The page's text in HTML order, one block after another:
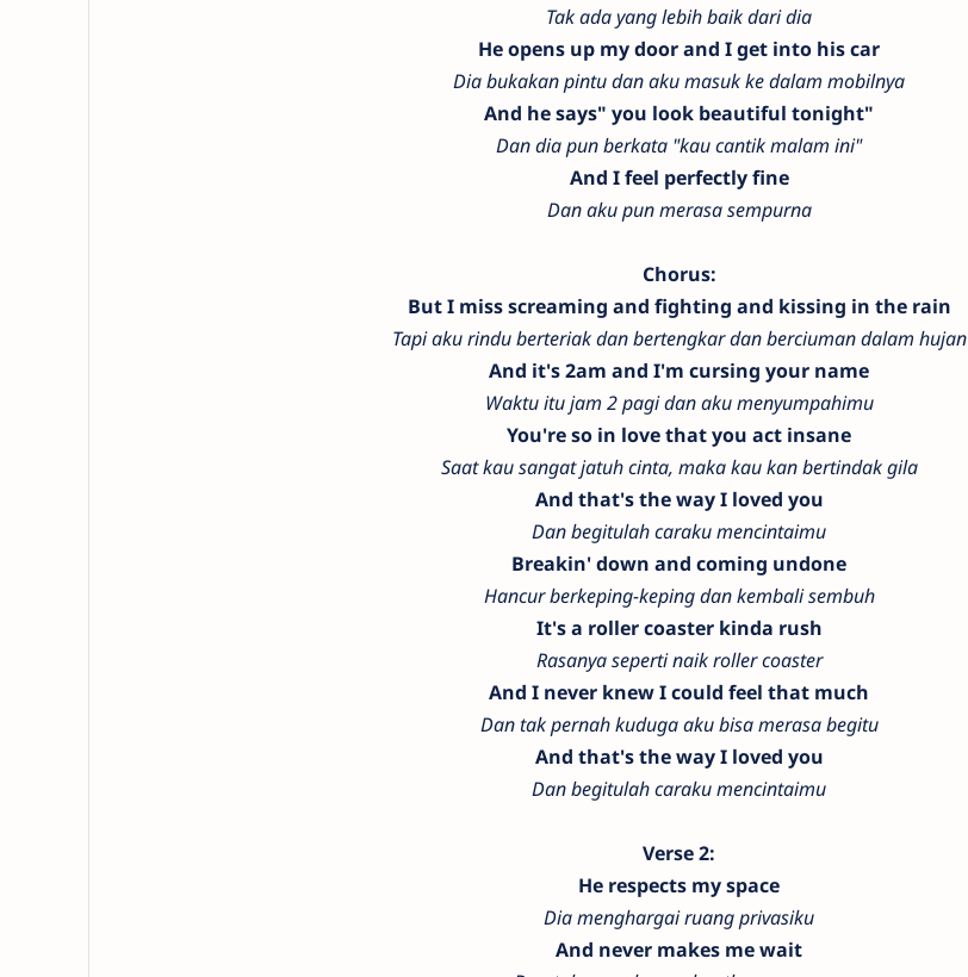
Tak ada yang lebih baik dari dia
He opens up my door and I get into his car
Dia bukakan pintu dan aku masuk ke dalam mobilnya
And he says" you look beautiful tonight"
Dan dia pun berkata "kau cantik malam ini"
And I feel perfectly fine
Dan aku pun merasa sempurna
Chorus:
But I miss screaming and fighting and kissing in the rain
Tapi aku rindu berteriak dan bertengkar dan berciuman dalam hujan
And it's 2am and I'm cursing your name
Waktu itu jam 2 pagi dan aku menyumpahimu
You're so in love that you act insane
Saat kau sangat jatuh cinta, maka kau kan bertindak gila
And that's the way I loved you
Dan begitulah caraku mencintaimu
Breakin' down and coming undone
Hancur berkeping-keping dan kembali sembuh
It's a roller coaster kinda rush
Rasanya seperti naik roller coaster
And I never knew I could feel that much
Dan tak pernah kuduga aku bisa merasa begitu
And that's the way I loved you
Dan begitulah caraku mencintaimu
Verse 2:
He respects my space
Dia menghargai ruang privasiku
And never makes me wait